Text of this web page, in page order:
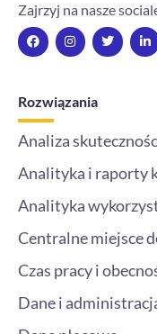
Zajrzyj na nasze
F
a
c
o
k
I
n
s
r
T
w
i
L
i
n
-
i
Rozwiązania
Analiza
Analityka i raporty
Analityka
Centralne miejsce
Czas pracy i
Dane i